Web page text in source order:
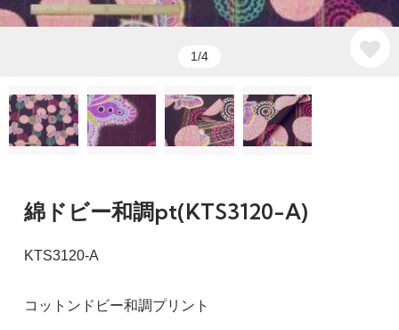
1/4
綿ドビー和調pt(KTS3120-A)
KTS3120-A
コットンドビー和調プリント